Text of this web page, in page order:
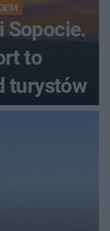
Sopocie.
to
turystów